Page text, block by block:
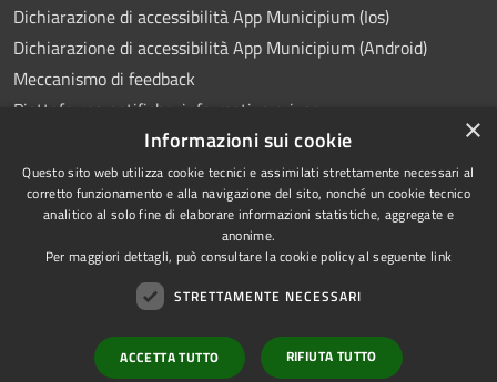
Dichiarazione di accessibilità App Municipium (Ios)
Dichiarazione di accessibilità App Municipium (Android)
Meccanismo di feedback
Piattaforma notifiche: informativa privacy
Videosorveglianza
Municipium•Accesso
redazione
×
Informazioni sui cookie
Questo sito web utilizza cookie tecnici e assimilati strettamente necessari al
corretto funzionamento e alla navigazione del sito, nonché un cookie tecnico
analitico al solo fine di elaborare informazioni statistiche, aggregate e
anonime.
Per maggiori dettagli, può consultare la cookie policy al seguente link
STRETTAMENTE NECESSARI
ACCETTA TUTTO RIFIUTA TUTTO